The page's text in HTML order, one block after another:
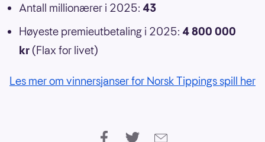
Antall millionærer i 2025: 43
Høyeste premieutbetaling i 2025: 4 800 000
kr (Flax for livet)
Les mer om vinnersjanser for Norsk Tippings spill her